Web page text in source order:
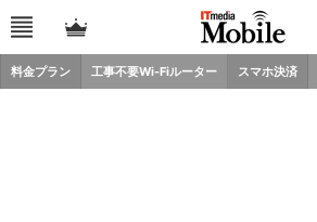
料金プラン 工事不要Wi-Fiルーター スマホ決済